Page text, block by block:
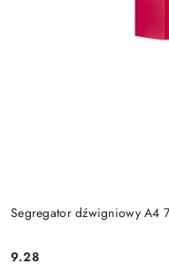
Segregator dźwigniowy A4
Cena:
9.28